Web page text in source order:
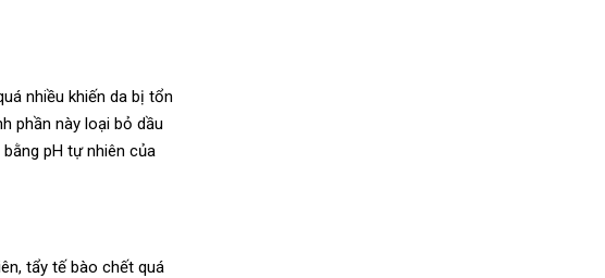
nhiều khiến da bị tổn
phần này loại bỏ dầu
pH tự nhiên của
tẩy tế bào chết quá